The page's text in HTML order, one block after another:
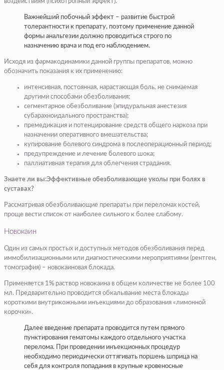
Важнейший побочный эффект – развитие быстрой
толерантности к препарату, поэтому применение данной
формы анальгезии должно проводиться строго по
назначению врача и под его наблюдением.
Исходя из фармакодинамики данной группы препаратов, можно
обозначить показания к их применению:
интенсивная, постоянная, нарастающая боль, не снимаемая
другими способами обезболивания;
сегментарное обезболивание (эпидуральная анестезия
субарахноидального пространства);
премедикация и потенцирование средств общего наркоза при
назначении оперативного вмешательства;
купирование болевого синдрома в послеоперационный период;
предупреждение и лечение болевого шока;
паллиативная терапия для облегчения страдания.
Знаете ли вы:Эффективные обезболивающие уколы при болях в
суставах?
Рассматривая обезболивающие препараты при переломах костей,
проще вести список от наиболее сильного к более слабому.
Новокаин
Один из самых простых и доступных методов обезболивания перед
иммобилизационными или диагностическими мероприятиями (рентген,
томография) – новокаиновая блокада.
Применяется 1% раствор новокаина в общем количестве не более 100
мл. Предварительно проводится обкалывание места блокады
короткими внутрикожными инъекциями до образования «лимонной
корочки».
Далее введение препарата проводится путем прямого
пунктирования гематомы каждого отдельного участка
перелома. При проведении инъекционных процедур
необходимо периодически оттягивать поршень шприца на
себя для контроля попадания в крупные кровеносные